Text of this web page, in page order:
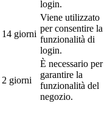
login.
14 giorni
Viene utilizzato
per consentire la
funzionalità di
login.
2 giorni
È necessario per
garantire la
funzionalità del
negozio.